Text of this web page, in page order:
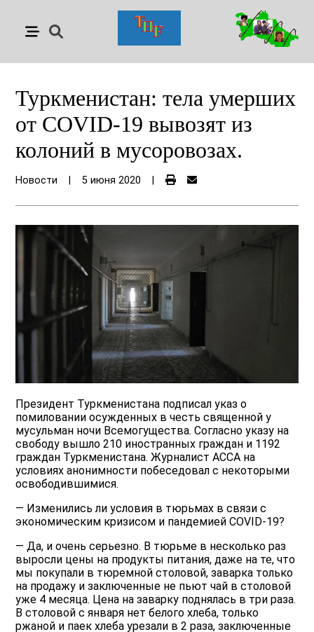
Туркменистан: тела умерших
от COVID-19 вывозят из
колоний в мусоровозах.
Новости 5 июня 2020
Президент Туркменистана подписал указ о
помиловании осужденных в честь священной у
мусульман ночи Всемогущества. Согласно указу на
свободу вышло 210 иностранных граждан и 1192
граждан Туркменистана. Журналист АССА на
условиях анонимности побеседовал с некоторыми
освободившимися.
— Изменились ли условия в тюрьмах в связи с
экономическим кризисом и пандемией COVID-19?
— Да, и очень серьезно. В тюрьме в несколько раз
выросли цены на продукты питания, даже на те, что
мы покупали в тюремной столовой, заварка только
на продажу и заключенные не пьют чай в столовой
уже 4 месяца. Цена на заварку поднялась в три раза.
В столовой с января нет белого хлеба, только
ржаной и паек хлеба урезали в 2 раза, заключенные